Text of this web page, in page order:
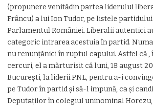
(propunere venitădin partea liderului
Frâncu) a lui Ion Tudor, pe listele
Parlamentul României. Liberalii autentici
categoric intrarea acestuia în partid. Numai
nu renunțănici în ruptul capului. Astfel că ,
cercuri, el a mărturisit că luni, 18 august
București, la liderii PNL, pentru a-i
pe Tudor în partid și să-l impună, ca și
Deputaților în colegiul uninominal Horezu,